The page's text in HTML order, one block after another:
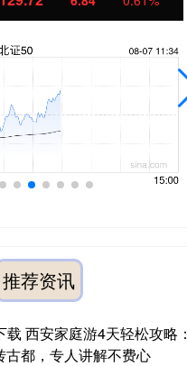
推荐资讯
西安家庭游4天轻松攻略：
古都，专人讲解不费心